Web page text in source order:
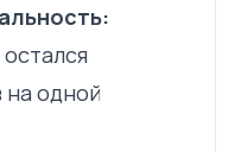
на одной